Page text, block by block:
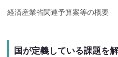
経済産業省関連予算案等の概要
国が定義している課題を